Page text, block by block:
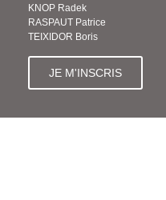
KNOP Radek
RASPAUT Patrice
TEIXIDOR Boris
JE M'INSCRIS